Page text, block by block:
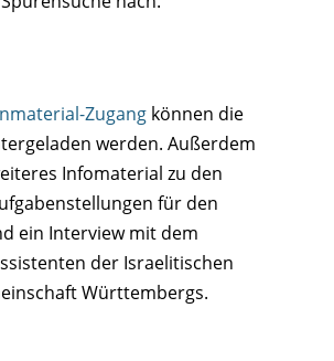
Zugangkönnen die
werden. Außerdem
Infomaterial zu den
für den
ein Interview mit dem
der Israelitischen
Württembergs.